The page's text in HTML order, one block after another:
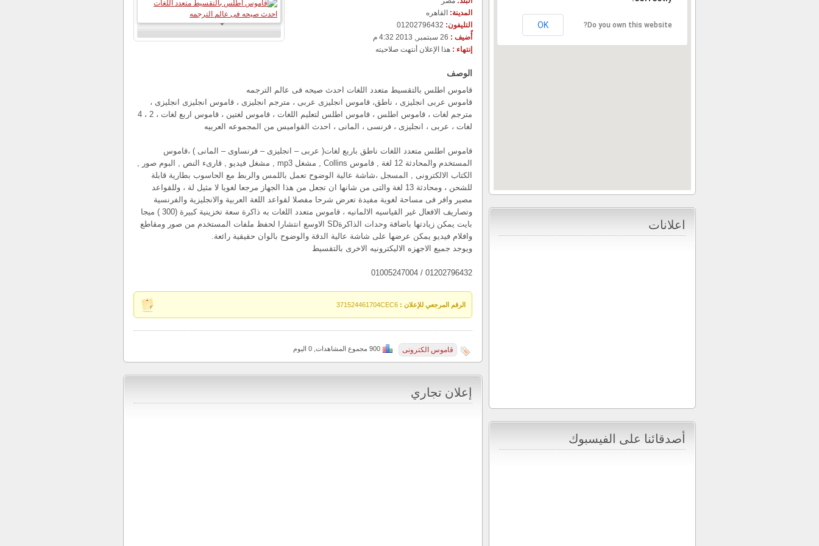
المدينة: القاهره
التليفون:
أٌضيف :
إنتهاء : هذا الإعلان أنتهت صلاحيته
الوصف
قاموس اطلس بالتقسيط متعدد اللغات احدث صيحه فى عالم الترجمه
قاموس عربى انجليزى ، ناطق، قاموس انجليزى عربى ، مترجم انجليزى ، قاموس انجليزى انجليزى ،
مترجم لغات ، قاموس اطلس ، قاموس اطلس لتعليم اللغات ، قاموس لغتين ، قاموس اربع لغات ، 2 ، 4
لغات ، عربى ، انجليزى ، فرنسى ، المانى ، احدث القواميس من المجموعه العربيه
قاموس اطلس متعدد اللغات ناطق باربع لغات( عربى – انجليزى – فرنساوى – المانى ) ،قاموس
المستخدم والمحادثة 12 لغة , قاموس Collins , مشغل mp3 , مشغل فيديو , قارىء النص , البوم صور ,
الكتاب الالكترونى , المسجل ،شاشة عالية الوضوح تعمل باللمس والربط مع الحاسوب بطارية قابلة
للشحن ، ومحادثة 13 لغة والتى من شانها ان تجعل من هذا الجهاز مرجعا لغويا لا مثيل لة ، وللقواعد
مصير وافر فى مساحة لغوية مفيدة تعرض شرحا مفصلا لقواعد اللغة العربية والانجليزية والفرنسية
وتصاريف الافعال غير القياسيه الالمانيه ، قاموس متعدد اللغات به ذاكرة سعة تخزينية كبيرة (300 ) ميجا
بايت يمكن زيادتها باضافة وحدات الذاكرةSD الاوسع انتشارا لحفظ ملفات المستخدم من صور ومقاطع
وافلام فيديو يمكن عرضها على شاشة عالية الدقة والوضوح بالوان حقيقية رائعة.
ويوجد جميع الاجهزه الاليكترونيه الاخرى بالتقسيط
01202796432 / 01005247004
الرقم المرجعي للإعلان :
قاموس الكترونى 900 مجموع المشاهدات, 0 اليوم
إعلان تجاري
Do you own this website?
OK
اعلانات
أصدقائنا على الفيسبوك